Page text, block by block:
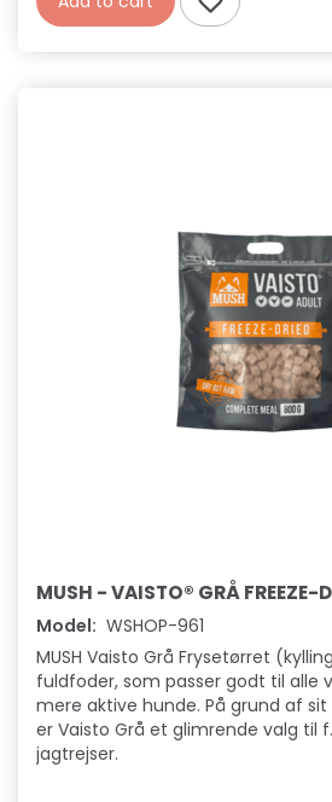
MUSH - VAISTO® GRÅ FREEZE-
Model: WSHOP-961
MUSH Vaisto Grå Frysetørret
fuldfoder, som passer godt til alle
mere aktive hunde. På grund af
er Vaisto Grå et glimrende valg til
jagtrejser.